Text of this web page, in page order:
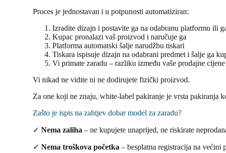
Proces je jednostavan i u potpunosti automatiziran:
Izradite dizajn i postavite ga na odabranu platformu ili
Kupac pronalazi vaš proizvod i naručuje ga
Platforma automatski šalje narudžbu tiskari
Tiskara ispisuje dizajn na odabrani predmet i šalje ga
Vi primate zaradu – razliku između vaše prodajne
Vi nikad ne vidite ni ne dodirujete fizički proizvod.
Za one koji ne znaju, white-label pakiranje je vrsta pakiranja
Zašto je ispis na zahtjev dobar model za zaradu?
✓Nema zaliha – ne kupujete unaprijed, ne riskirate
✓Nema troškova početka – besplatna registracija na većini